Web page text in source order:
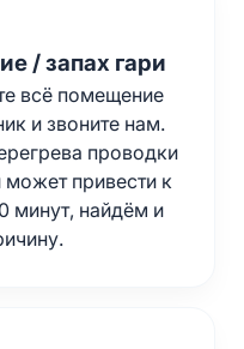
/ запах гари
всё помещение
и звоните нам.
проводки
может привести к
минут, найдём и